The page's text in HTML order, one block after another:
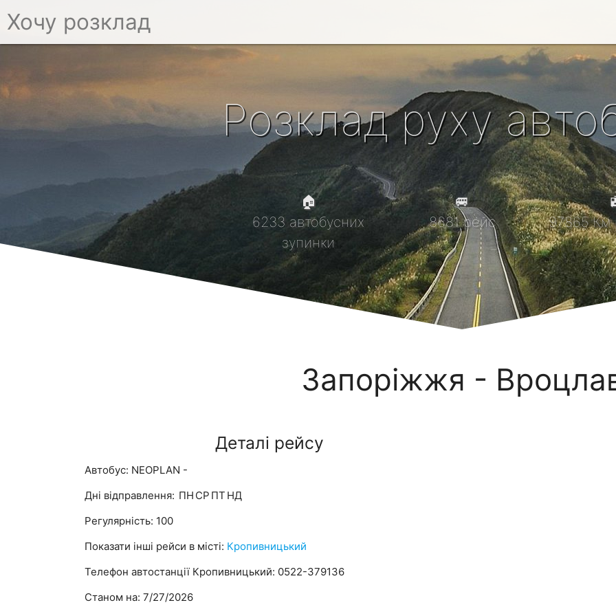
Хочу розклад
Розклад руху
🏠
6233 автобусних
зупинки
🚐
8681 рейс
97865 Км
Запоріжжя -
Деталі рейсу
Автобус: NEOPLAN -
Дні відправлення: ПН СР ПТ НД
Регулярність: 100
Показати інші рейси в місті: Кропивницький
Телефон автостанції Кропивницький: 0522-379136
Станом на: 7/27/2026